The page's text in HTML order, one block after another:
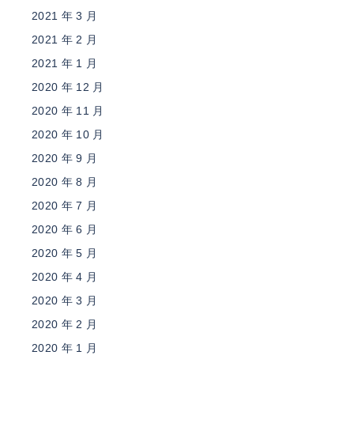
2021 年 3 月
2021 年 2 月
2021 年 1 月
2020 年 12 月
2020 年 11 月
2020 年 10 月
2020 年 9 月
2020 年 8 月
2020 年 7 月
2020 年 6 月
2020 年 5 月
2020 年 4 月
2020 年 3 月
2020 年 2 月
2020 年 1 月